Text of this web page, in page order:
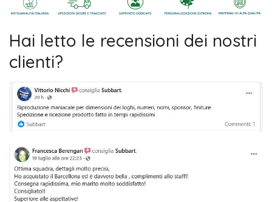
Hai letto le recensioni dei nostri
clienti?